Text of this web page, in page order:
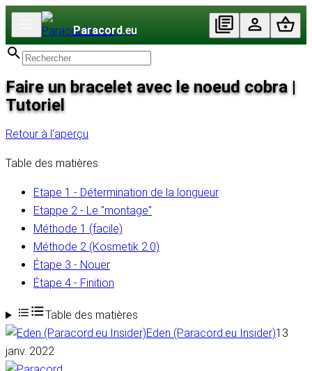
Paracord.eu
Faire un bracelet avec le noeud cobra |
Tutoriel
Retour à l'aperçu
Table des matières
Etape 1 - Détermination de la longueur
Etappe 2 - Le "montage"
Méthode 1 (facile)
Méthode 2 (Kosmetik 2.0)
Étape 3 - Nouer
Étape 4 - Finition
Table des matières
Eden (Paracord.eu Insider)13
janv. 2022